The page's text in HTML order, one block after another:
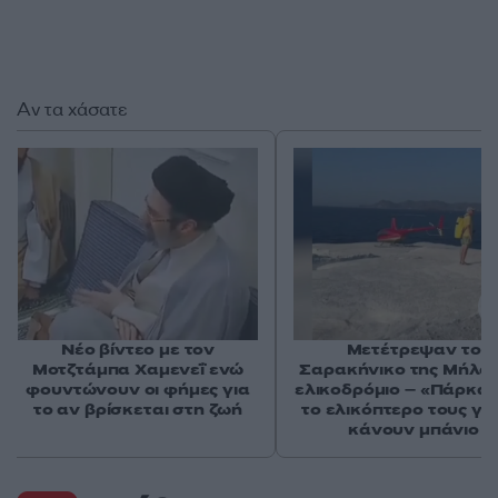
Αν τα χάσατε
Νέο βίντεο με τον
Μοτζτάμπα Χαμενεΐ ενώ
φουντώνουν οι φήμες για
το αν βρίσκεται στη ζωή
Μετέτρεψαν το
Σαρακήνικο της
ελικοδρόμιο –
το ελικόπτερο τους
κάνουν μπάνιο